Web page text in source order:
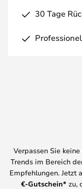
30 Tage
Verpassen Sie
Trends im Bereich
Empfehlungen. Jetzt
€-Gutschein* zu,